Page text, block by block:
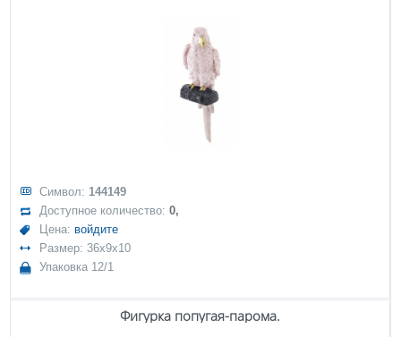
Символ: 144149
Доступное количество:0,
Цена: войдите
Размер: 36x9x10
Упаковка 12/1
Фигурка попугая-парома.